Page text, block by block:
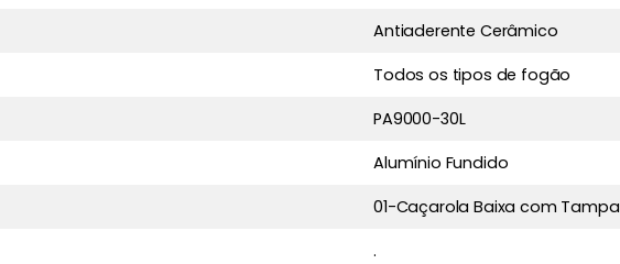
Antiaderente Cerâmico
Todos os tipos de fogão
PA9000-30L
Alumínio Fundido
01-Caçarola Baixa com
.